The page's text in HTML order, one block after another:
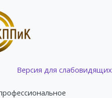
Версия для слабовидящих